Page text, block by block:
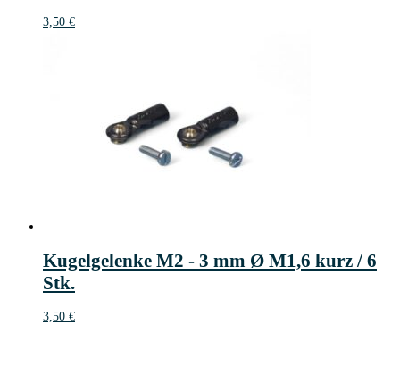
3,50 €
Kugelgelenke M2 - 3 mm Ø M1,6 kurz / 6
Stk.
3,50 €